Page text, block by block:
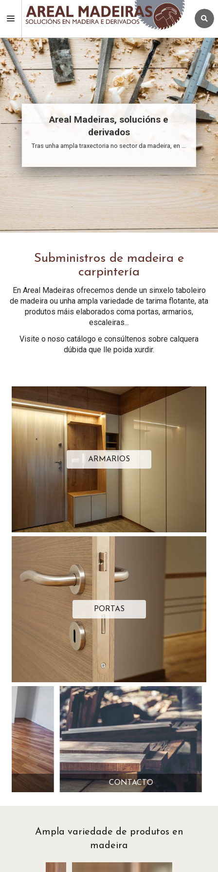
Areal Madeiras, solucións e
derivados
Subministros de madeira e
carpintería
En Areal Madeiras ofrecemos dende un sinxelo taboleiro
de madeira ou unha ampla variedade de tarima flotante, ata
produtos máis elaborados coma portas, armarios,
escaleiras...
Visite o noso catálogo e consúltenos sobre calquera
dúbida que lle poida xurdir.
ARMARIOS
PORTAS
CONTACTO
Ampla variedade de produtos en
madeira